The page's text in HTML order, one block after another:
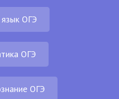
язык ОГЭ
ОГЭ
ОГЭ